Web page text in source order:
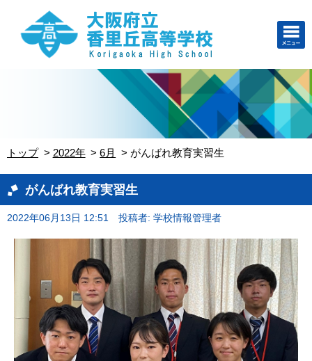
トップ 2022年 6月 がんばれ教育実習生
がんばれ教育実習生
2022年06月13日 12:51 投稿者: 学校情報管理者